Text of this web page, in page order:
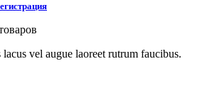
vel augue laoreet rutrum faucibus.